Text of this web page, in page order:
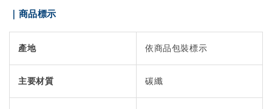
｜商品標示
產地 依商品包裝標示
主要材質 碳纖